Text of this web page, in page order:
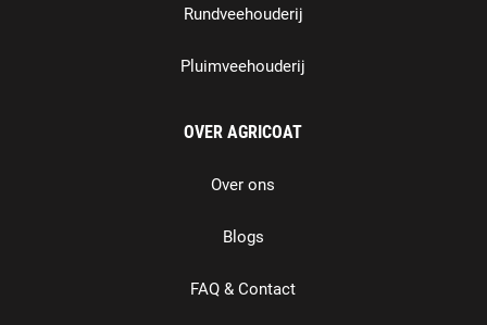
Rundveehouderij
Pluimveehouderij
OVER AGRICOAT
Over ons
Blogs
FAQ & Contact